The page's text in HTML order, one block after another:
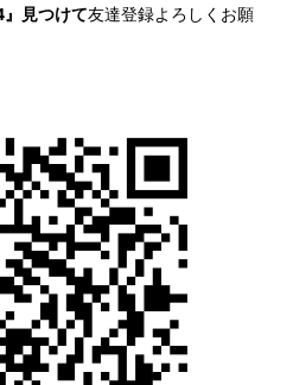
』見つけて友達登録よろしくお願